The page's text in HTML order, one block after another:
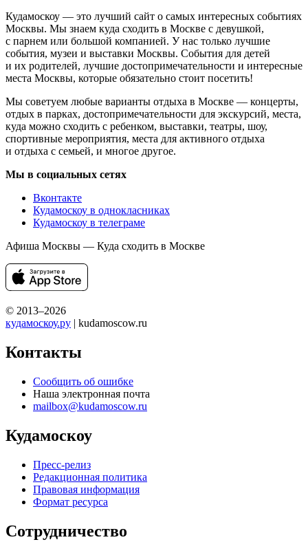
Кудамоскоу — это лучший сайт о самых интересных событиях
Москвы. Мы знаем куда сходить в Москве с девушкой,
с парнем или большой компанией. У нас только лучшие
события, музеи и выставки Москвы. События для детей
и их родителей, лучшие достопримечательности и интересные
места Москвы, которые обязательно стоит посетить!
Мы советуем любые варианты отдыха в Москве — концерты,
отдых в парках, достопримечательности для экскурсий, места,
куда можно сходить с ребенком, выставки, театры, шоу,
спортивные мероприятия, места для активного отдыха
и отдыха с семьей, и многое другое.
Мы в социальных сетях
Вконтакте
Кудамоскоу в однокласниках
Кудамоскоу в телеграме
Афиша Москвы — Куда сходить в Москве
© 2013–2026
кудамоскоу.ру | kudamoscow.ru
Контакты
Сообщить об ошибке
Наша электронная почта
mailbox@kudamoscow.ru
Кудамоскоу
Пресс-релиз
Редакционная политика
Правовая информация
Формат ресурса
Сотрудничество